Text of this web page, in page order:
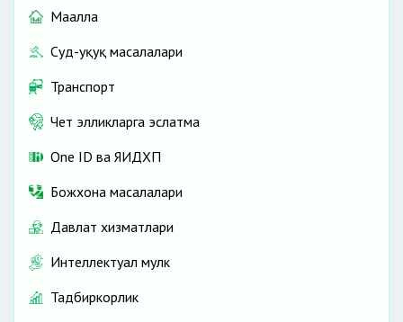
Маҳалла
Суд-ҳуқуқ масалалари
Транспорт
Чет элликларга эслатма
One ID ва ЯИДХП
Божхона масалалари
Давлат хизматлари
Интеллектуал мулк
Тадбиркорлик